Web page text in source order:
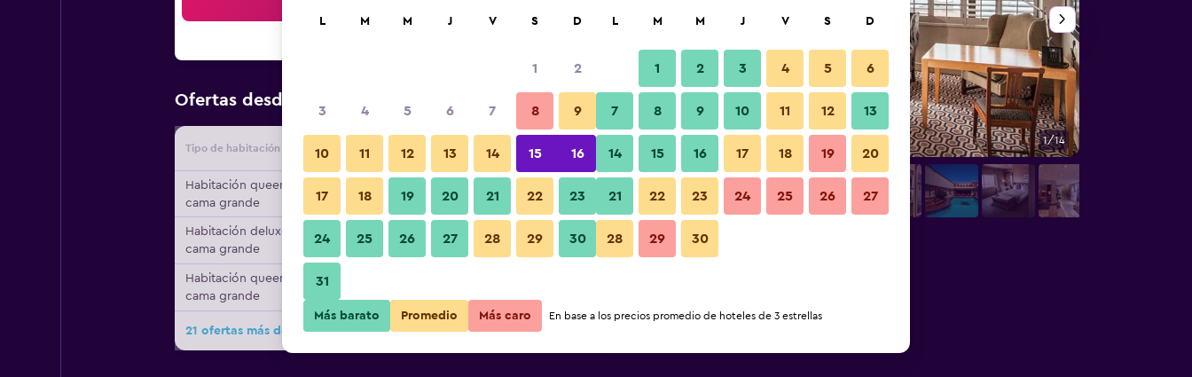
Ofertas desde Oferta más barata de precio por noche
Tipo de habitación Proveedor Total noche
Habitación queen, 1
cama grande
$30 Ver oferta
Habitación deluxe, 1
cama grande
$39 Ver oferta
Habitación queen, 1
cama grande
21 ofertas más de The Royal Hotel
Habitación 1/14
Fotos
L M M J V S D
1 2
3 4 5 6 7 8 9
10 11 12 13 14 15 16
17 18 19 20 21 22 23
24 25 26 27 28 29 30
31
L M M J V S D
1 2 3 4 5 6
7 8 9 10 11 12 13
14 15 16 17 18 19 20
21 22 23 24 25 26 27
28 29 30
Más barato Promedio Más caro En base a los precios promedio de hoteles de 3 estrellas